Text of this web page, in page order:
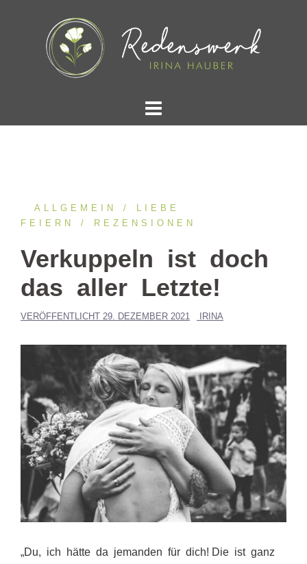
ALLGEMEIN
LIEBE
FEIERN
REZENSIONEN
Verkuppeln ist doch
das aller Letzte!
VERÖFFENTLICHT 29. DEZEMBER 2021 IRINA
„Du, ich hätte da jemanden für dich! Die ist ganz